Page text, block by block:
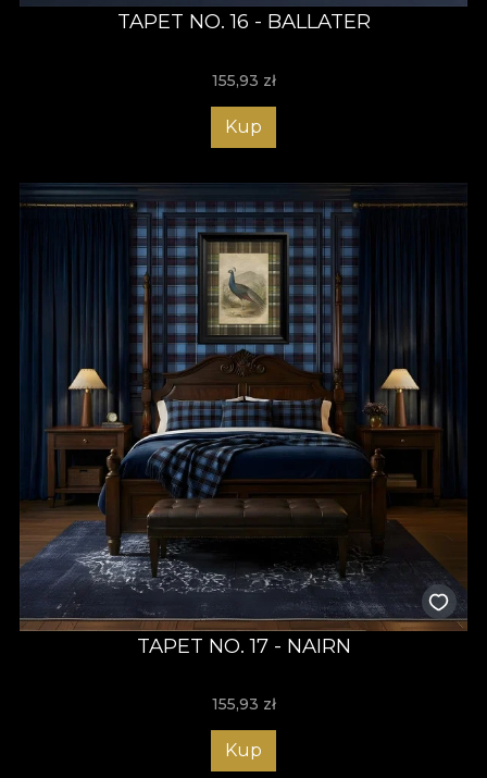
TAPET NO. 16 - BALLATER
155,93 zł
Kup
TAPET NO. 17 - NAIRN
155,93 zł
Kup